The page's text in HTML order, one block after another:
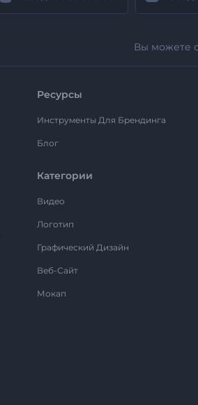
Вы можете
Ресурсы
Инструменты Для Брендинга
Блог
Категории
Видео
Логотип
Графический Дизайн
Веб-Сайт
Мокап